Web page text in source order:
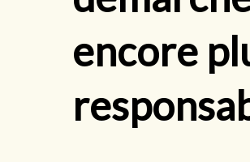
encore